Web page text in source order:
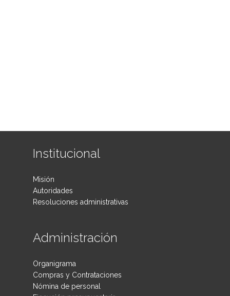
Institucional
Misión
Autoridades
Resoluciones administrativas
Administración
Organigrama
Compras y Contrataciones
Nómina de personal